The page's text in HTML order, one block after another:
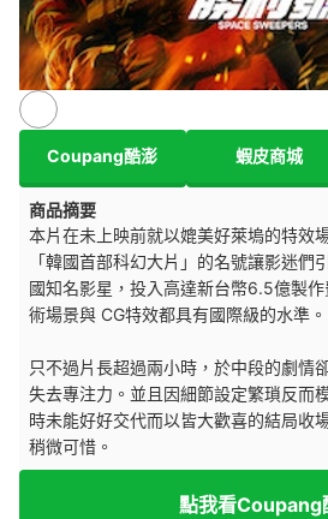
Coupang酷澎 蝦皮商城
商品摘要
本片在未上映前就以媲美好萊塢的特效
「韓國首部科幻大片」的名號讓影迷們
國知名影星，投入高達新台幣6.5億製
術場景與 CG特效都具有國際級的水準。
只不過片長超過兩小時，於中段的劇情
失去專注力。並且因細節設定繁瑣反而
時未能好好交代而以皆大歡喜的結局收
稍微可惜。
點我看Coupang